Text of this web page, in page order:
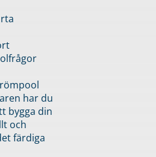
har du
bygga din
och
färdiga